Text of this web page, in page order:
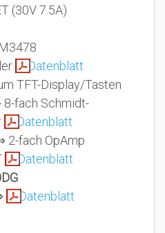
(30V 7.5A)
Datenblatt
TFT-Display/Tasten
fach Schmidt-
Datenblatt
2-fach OpAmp
Datenblatt
Datenblatt